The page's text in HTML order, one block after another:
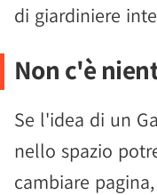
di giardiniere
Non c'è
Se l'idea di un
nello spazio
cambiare